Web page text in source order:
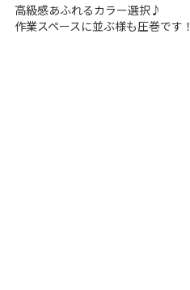
高級感あふれるカラー選択♪
作業スペースに並ぶ様も圧巻です！